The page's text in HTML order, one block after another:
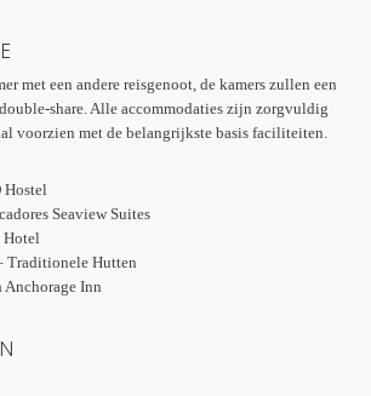
met een andere reisgenoot, de kamers zullen een
share. Alle accommodaties zijn zorgvuldig
voorzien met de belangrijkste basis faciliteiten.
Hostel
Seaview Suites
Hotel
Traditionele Hutten
Inn